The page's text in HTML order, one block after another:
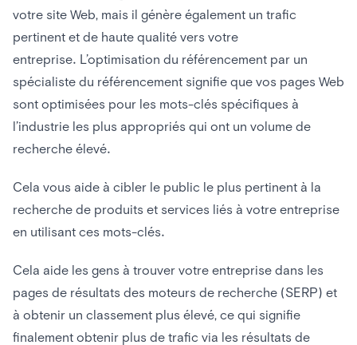
votre site Web, mais il génère également un trafic
pertinent et de haute qualité vers votre
entreprise. L’optimisation du référencement par un
spécialiste du référencement signifie que vos pages Web
sont optimisées pour les mots-clés spécifiques à
l’industrie les plus appropriés qui ont un volume de
recherche élevé.
Cela vous aide à cibler le public le plus pertinent à la
recherche de produits et services liés à votre entreprise
en utilisant ces mots-clés.
Cela aide les gens à trouver votre entreprise dans les
pages de résultats des moteurs de recherche (SERP) et
à obtenir un classement plus élevé, ce qui signifie
finalement obtenir plus de trafic via les résultats de